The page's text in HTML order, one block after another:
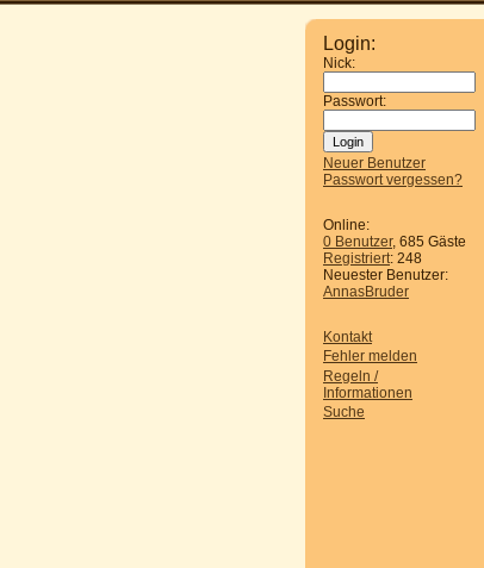
Login:
Nick:
Passwort:
Neuer Benutzer
Passwort vergessen?
Online:
0 Benutzer, 685 Gäste
Registriert: 248
Neuester Benutzer:
AnnasBruder
Kontakt
Fehler melden
Regeln /
Informationen
Suche